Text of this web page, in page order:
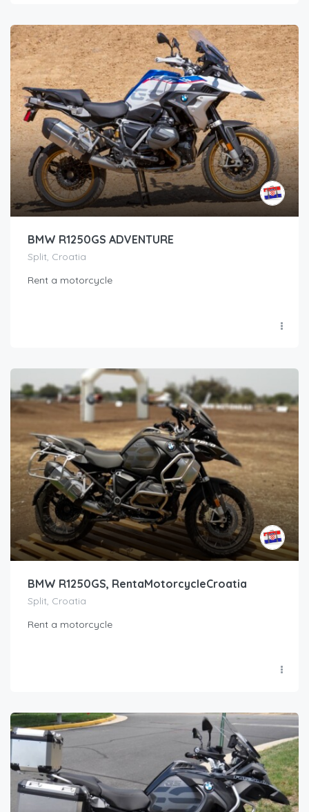
BMW R1250GS ADVENTURE
Split, Croatia
Rent a motorcycle
BMW R1250GS, RentaMotorcycleCroatia
Split, Croatia
Rent a motorcycle